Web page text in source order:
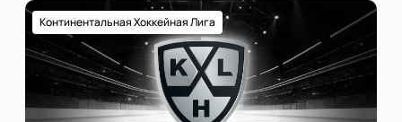
Континентальная Хоккейная Лига